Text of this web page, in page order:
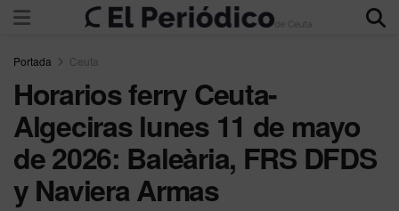
Portada Ceuta
Horarios ferry Ceuta-
Algeciras lunes 11 de mayo
de 2026: Baleària, FRS DFDS
y Naviera Armas